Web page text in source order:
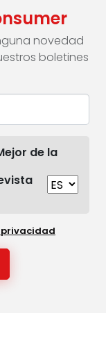
novedad
boletines
de la